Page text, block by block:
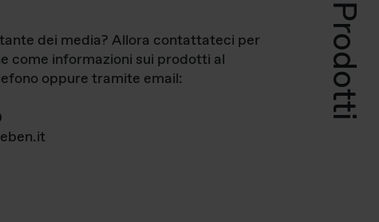
Prodotti
dei media? Allora contattateci per
come informazioni sui prodotti al
oppure tramite email: